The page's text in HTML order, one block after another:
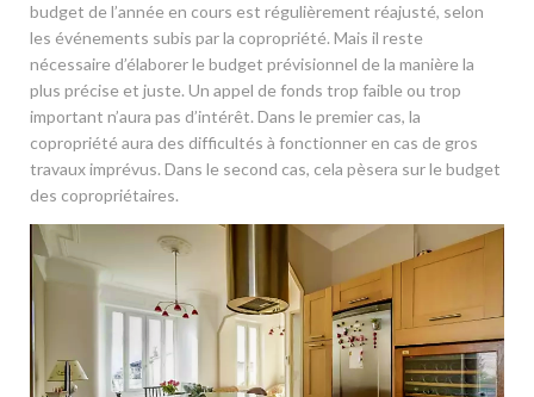
budget de l’année en cours est régulièrement réajusté, selon
les événements subis par la copropriété. Mais il reste
nécessaire d’élaborer le budget prévisionnel de la manière la
plus précise et juste. Un appel de fonds trop faible ou trop
important n’aura pas d’intérêt. Dans le premier cas, la
copropriété aura des difficultés à fonctionner en cas de gros
travaux imprévus. Dans le second cas, cela pèsera sur le budget
des copropriétaires.